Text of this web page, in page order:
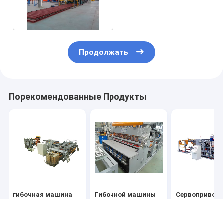
Продолжать
Порекомендованные Продукты
гибочная машина
Гибочной машины
Сервопривод